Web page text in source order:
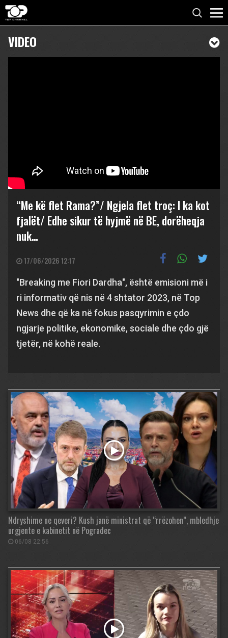
VIDEO
“Me kë flet Rama?”/ Ngjela flet troç: I ka kot
fjalët/ Edhe sikur të hyjmë në BE, dorëheqja
nuk…
17/06/2026 12:17
"Breaking me Fiori Dardha", është emisioni më i
ri informativ që nis në 4 shtator 2023, në Top
News dhe që ka në fokus pasqyrimin e çdo
ngjarje politike, ekonomike, sociale dhe çdo gjë
tjetër, në kohë reale.
Ndryshime ne qeveri? Kush janë ministrat që “rrëzohen”, mbledhje
urgjente e kabinetit në Pogradec
06/08 22:56